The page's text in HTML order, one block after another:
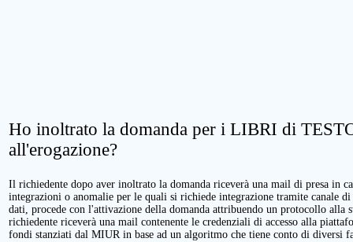
Ho inoltrato la domanda per i LIBRI di
all'erogazione?
Il richiedente dopo aver inoltrato la domanda riceverà una mail di presa in
integrazioni o anomalie per le quali si richiede integrazione tramite canale
dati, procede con l'attivazione della domanda attribuendo un protocollo alla
richiedente riceverà una mail contenente le credenziali di accesso alla
fondi stanziati dal MIUR in base ad un algoritmo che tiene conto di diversi